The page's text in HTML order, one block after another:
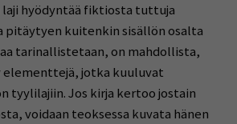
hyödyntää fiktiosta tuttuja
pitäytyen kuitenkin sisällön osalta
tarinallistetaan, on mahdollista,
elementtejä, jotka kuuluvat
tyylilajiin. Jos kirja kertoo jostain
voidaan teoksessa kuvata hänen